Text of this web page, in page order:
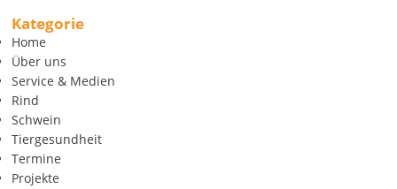
Kategorie
Home
Über uns
Service & Medien
Rind
Schwein
Tiergesundheit
Termine
Projekte